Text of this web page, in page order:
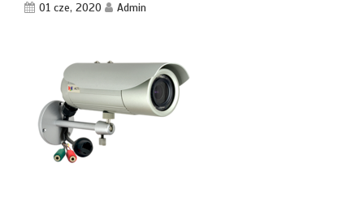
01 cze, 2020 Admin